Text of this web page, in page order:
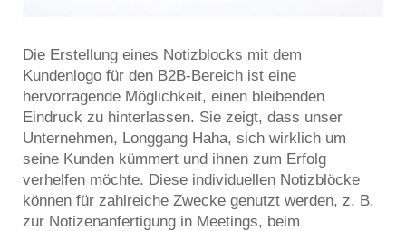
Die Erstellung eines Notizblocks mit dem
Kundenlogo für den B2B-Bereich ist eine
hervorragende Möglichkeit, einen bleibenden
Eindruck zu hinterlassen. Sie zeigt, dass unser
Unternehmen, Longgang Haha, sich wirklich um
seine Kunden kümmert und ihnen zum Erfolg
verhelfen möchte. Diese individuellen Notizblöcke
können für zahlreiche Zwecke genutzt werden, z. B.
zur Notizenanfertigung in Meetings, beim